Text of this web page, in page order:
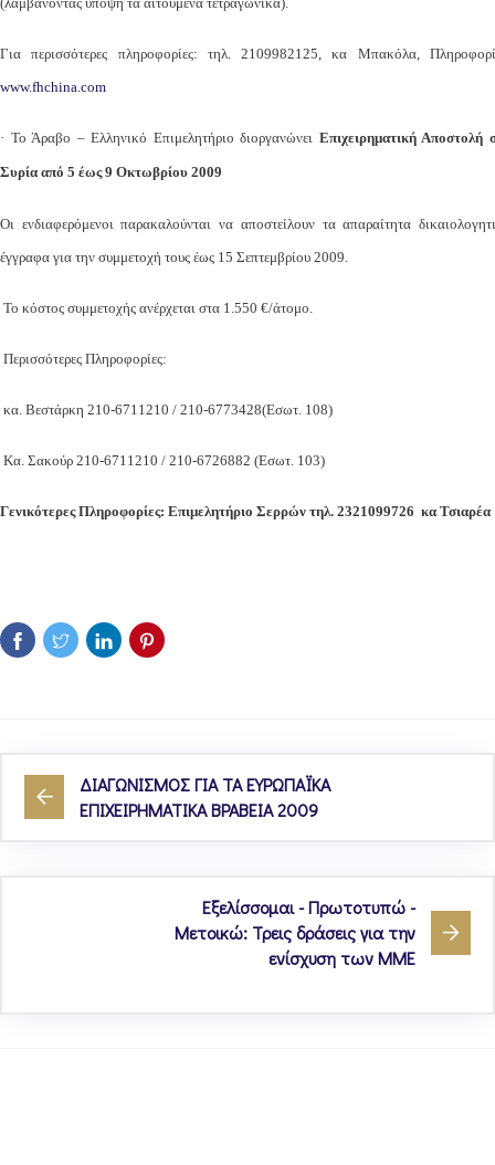
Για περισσότερες πληροφορίες: τηλ. 2109982125, κα Μπακόλα,
www.fhchina.com
· Το Άραβο – Ελληνικό Επιμελητήριο διοργανώνει Επιχειρηματική Αποστολή
Συρία από 5 έως 9 Οκτωβρίου 2009
Οι ενδιαφερόμενοι παρακαλούνται να αποστείλουν τα απαραίτητα
έγγραφα για την συμμετοχή τους έως 15 Σεπτεμβρίου 2009.
Το κόστος συμμετοχής ανέρχεται στα 1.550 €/άτομο.
Περισσότερες Πληροφορίες:
κα. Βεστάρκη 210-6711210 / 210-6773428(Εσωτ. 108)
Κα. Σακούρ 210-6711210 / 210-6726882 (Εσωτ. 103)
Γενικότερες Πληροφορίες: Επιμελητήριο Σερρών τηλ. 2321099726 κα Τσιαρέα
ΔΙΑΓΩΝΙΣΜΟΣ ΓΙΑ ΤΑ ΕΥΡΩΠΑΪΚΑ
ΕΠΙΧΕΙΡΗΜΑΤΙΚΑ ΒΡΑΒΕΙΑ 2009
Εξελίσσομαι - Πρωτοτυπώ -
Mετοικώ: Τρεις δράσεις για την
ενίσχυση των ΜΜΕ